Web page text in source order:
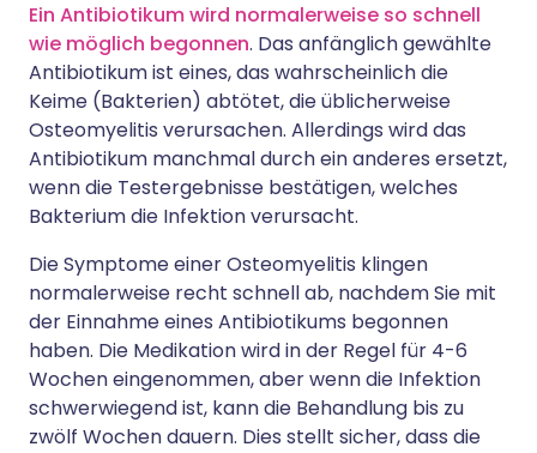
Ein Antibiotikum wird normalerweise so schnell
wie möglich begonnen. Das anfänglich gewählte
Antibiotikum ist eines, das wahrscheinlich die
Keime (Bakterien) abtötet, die üblicherweise
Osteomyelitis verursachen. Allerdings wird das
Antibiotikum manchmal durch ein anderes ersetzt,
wenn die Testergebnisse bestätigen, welches
Bakterium die Infektion verursacht.
Die Symptome einer Osteomyelitis klingen
normalerweise recht schnell ab, nachdem Sie mit
der Einnahme eines Antibiotikums begonnen
haben. Die Medikation wird in der Regel für 4-6
Wochen eingenommen, aber wenn die Infektion
schwerwiegend ist, kann die Behandlung bis zu
zwölf Wochen dauern. Dies stellt sicher, dass die